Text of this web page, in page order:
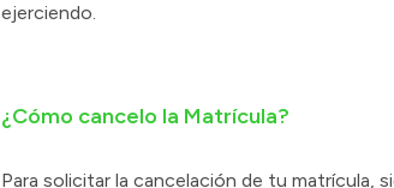
ejerciendo.
¿Cómo cancelo la Matrícula?
Para solicitar la cancelación de tu matrícula,